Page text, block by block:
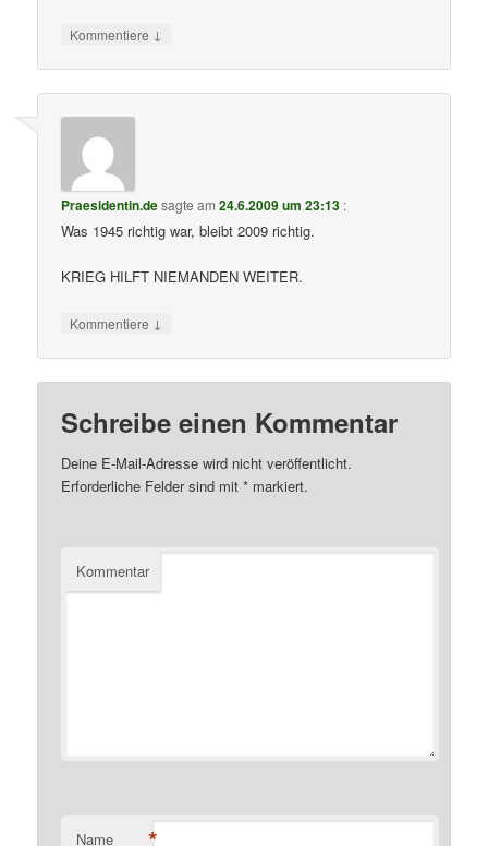
Kommentiere ↓
Praesidentin.desagte am24.6.2009 um 23:13 :
Was 1945 richtig war, bleibt 2009 richtig.
KRIEG HILFT NIEMANDEN WEITER.
Kommentiere ↓
Schreibe einen Kommentar
Deine E-Mail-Adresse wird nicht veröffentlicht.
Erforderliche Felder sind mit* markiert.
Kommentar
Name